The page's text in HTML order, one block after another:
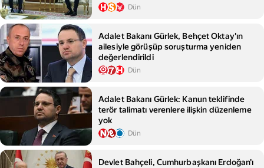
Dün
Adalet Bakanı Gürlek, Behçet Oktay'ın
ailesiyle görüşüp soruşturma yeniden
değerlendirildi
Dün
Adalet Bakanı Gürlek: Kanun teklifinde
terör talimatı verenlere ilişkin düzenleme
yok
Dün
Devlet Bahçeli, Cumhurbaşkanı Erdoğan'ı